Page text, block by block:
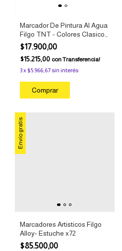
Marcador De Pintura Al Agua
Filgo TNT - Colores Clasicos
x8
$17.900,00
$15.215,00 conTransferencia!
3x $5.966,67sin interés
Envío gratis
Marcadores Artisticos Filgo
Alloy- Estuche x72
$85.500,00